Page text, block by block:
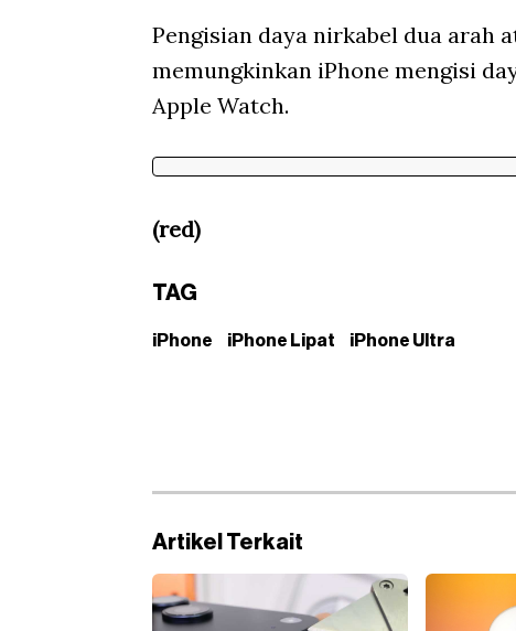
Pengisian daya nirkabel dua arah
memungkinkan iPhone mengisi
Apple Watch.
(red)
TAG
iPhone iPhone Lipat iPhone Ultra
Artikel Terkait